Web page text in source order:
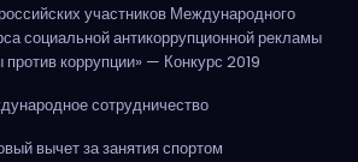
участников Международного
социальной антикоррупционной рекламы
коррупции» — Конкурс 2019
сотрудничество
вычет за занятия спортом